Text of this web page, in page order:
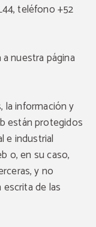
teléfono +52
nuestra página
la información y
están protegidos
e industrial
o, en su caso,
y no
de las